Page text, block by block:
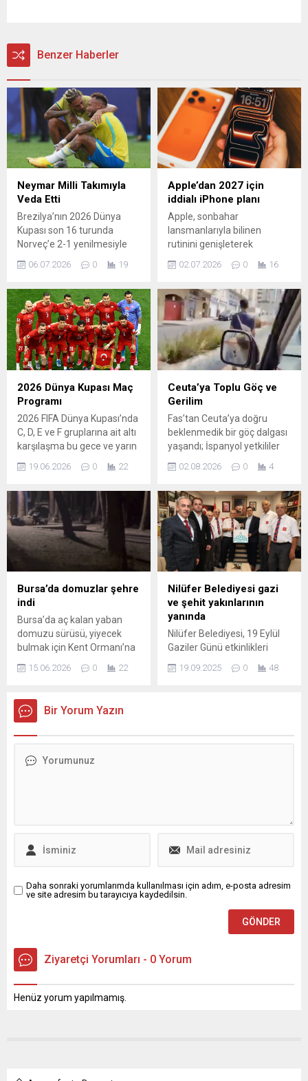
Benzer Haberler
Neymar Milli Takımıyla
Veda Etti
Brezilya’nın 2026 Dünya
Kupası son 16 turunda
Norveç’e 2-1 yenilmesiyle
birlikte takımın yıldızı
Neymar Junior, milli takım
açıkladı. 34 yaşındaki forvet,
kariyerini 130 maçta 80
golle tamamladı ve ülkesinin
en çok gol atan oyuncusu
olarak tarihe geçti. New York
New Jersey Stadı’nda
oynanan karşılaşmanın
ardından duygusal anlar...
06.07.2026 0 19
Apple’dan 2027 için
iddialı iPhone planı
Apple, sonbahar
lansmanlarıyla bilinen
rutinini genişleterek
2026’nın ikinci yarısı ve
2027’nin ilk yarısında bir dizi
çıkarmayı hedefliyor. Şirket,
tedarik zincirindeki
sıkıntılara rağmen pazar
payını artırmak için daha
önce beklenenden fazla
sayıda model ve özellikle
birkaç katlanabilir telefon
sunmayı planlıyor. Sektöre
Apple, akıllı telefon
bileşenleri...
02.07.2026 0 16
2026 Dünya Kupası Maç
Programı
2026 FIFA Dünya Kupası’nda
C, D, E ve F gruplarına ait altı
karşılaşma bu gece ve yarın
sahiplerinden ABD ile birlikte
verici mücadele izlenecek.
Programda dikkat çekici
maçlardan biri, D Grubu’nda
Türkiye ile Paraguay
arasında San Francisco Bay
Area Stadı’nda oynanacak
karşılaşma. Karşılaşma TSİ...
19.06.2026 0 22
Ceuta’ya Toplu Göç ve
Gerilim
Fas’tan Ceuta’ya doğru
beklenmedik bir göç dalgası
yaşandı; İspanyol yetkililer
yönetimi ise yaklaşık 60 bin
yollarıyla kente giriş yaptığını
bildirdi. Gelenlerin büyük
çoğunluğunu genç Faslı
erkekler oluşturdu ve bu ani
hareket şehirde günlük
yaşamı derinden etkiledi.
Şehrin nüfusu yaklaşık 84
bin olduğu...
02.08.2026 0 4
Bursa’da domuzlar şehre
indi
Bursa’da aç kalan yaban
domuzu sürüsü, yiyecek
bulmak için Kent Ormanı’na
geldi. Bir süre çevrede
dolaşan domuzlar, çöp
yemek aradı. Edinilen bilgiye
göre, gece saatlerinde kent
dolaştı. Aç oldukları
15.06.2026 0 22
Nilüfer Belediyesi gazi
ve şehit yakınlarının
yanında
Nilüfer Belediyesi, 19 Eylül
Gaziler Günü etkinlikleri
kapsamında gazi ve şehit
yakınlarına Gölyazı gezisi
19.09.2025 0 48
Bir Yorum Yazın
Daha sonraki yorumlarımda kullanılması için adım, e-posta adresim
ve site adresim bu tarayıcıya kaydedilsin.
Ziyaretçi Yorumları - 0 Yorum
Henüz yorum yapılmamış.